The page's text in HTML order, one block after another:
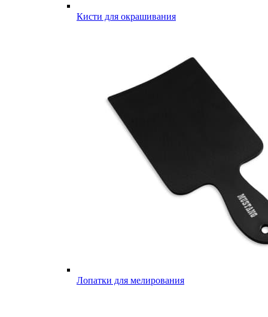
Кисти для окрашивания
Лопатки для мелирования